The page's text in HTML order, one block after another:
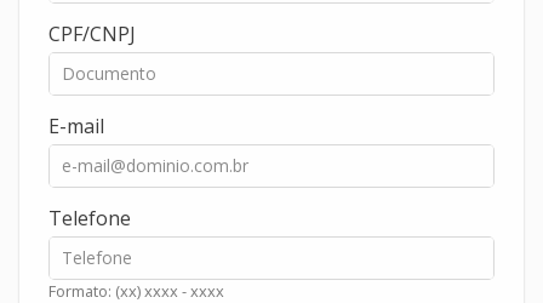
CPF/CNPJ
E-mail
Telefone
Formato: (xx) xxxx - xxxx